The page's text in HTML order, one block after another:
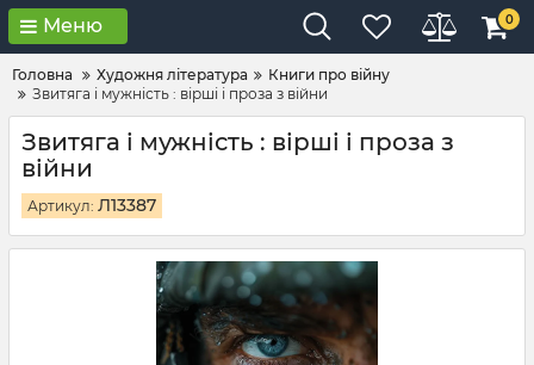
Меню 0
Головна Художня література
Книги про війну
Звитяга і мужність : вірші і проза з війни
Звитяга і мужність : вірші і проза з
війни
Артикул: Л13387